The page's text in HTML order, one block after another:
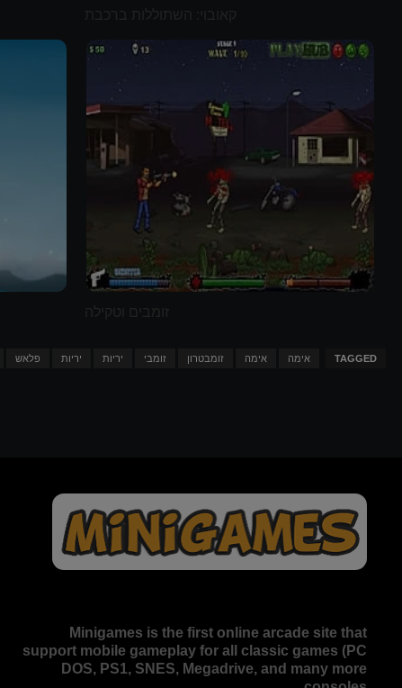
TAGGED אימה אימה זומבטרון זומבי יריות יריות פלאש
Minigames is the first online arcade site that
support mobile gameplay for all classic games (PC
DOS, PS1, SNES, Megadrive, and many more